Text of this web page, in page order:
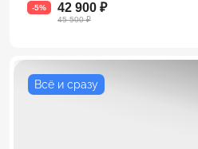
-5% 42 900 ₽
45 500 ₽
Всё и сразу